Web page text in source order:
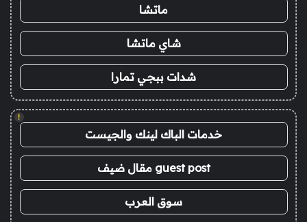
ماتشا
شاي ماتشا
شدات ببجي تمارا
!
خدمات الباك لينك والجيست
guest post مقال ضيف
سوق العرب